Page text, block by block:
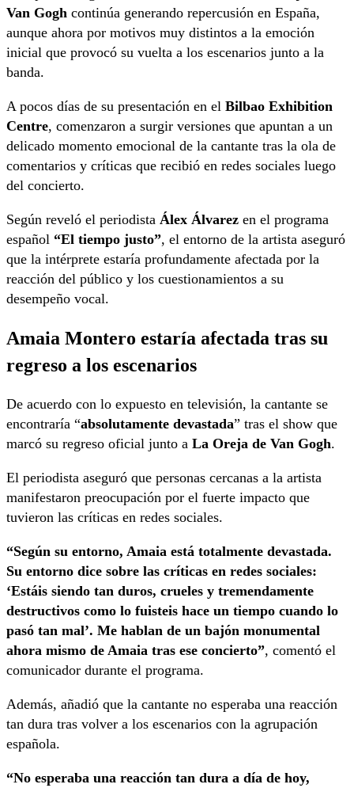
Van Gogh continúa generando repercusión en España,
aunque ahora por motivos muy distintos a la emoción
inicial que provocó su vuelta a los escenarios junto a la
banda.
A pocos días de su presentación en el Bilbao Exhibition
Centre, comenzaron a surgir versiones que apuntan a un
delicado momento emocional de la cantante tras la ola de
comentarios y críticas que recibió en redes sociales luego
del concierto.
Según reveló el periodista Álex Álvarez en el programa
español “El tiempo justo”, el entorno de la artista aseguró
que la intérprete estaría profundamente afectada por la
reacción del público y los cuestionamientos a su
desempeño vocal.
Amaia Montero estaría afectada tras su
regreso a los escenarios
De acuerdo con lo expuesto en televisión, la cantante se
encontraría “absolutamente devastada” tras el show que
marcó su regreso oficial junto a La Oreja de Van Gogh.
El periodista aseguró que personas cercanas a la artista
manifestaron preocupación por el fuerte impacto que
tuvieron las críticas en redes sociales.
“Según su entorno, Amaia está totalmente devastada.
Su entorno dice sobre las críticas en redes sociales:
‘Estáis siendo tan duros, crueles y tremendamente
destructivos como lo fuisteis hace un tiempo cuando lo
pasó tan mal’. Me hablan de un bajón monumental
ahora mismo de Amaia tras ese concierto”, comentó el
comunicador durante el programa.
Además, añadió que la cantante no esperaba una reacción
tan dura tras volver a los escenarios con la agrupación
española.
“No esperaba una reacción tan dura a día de hoy,